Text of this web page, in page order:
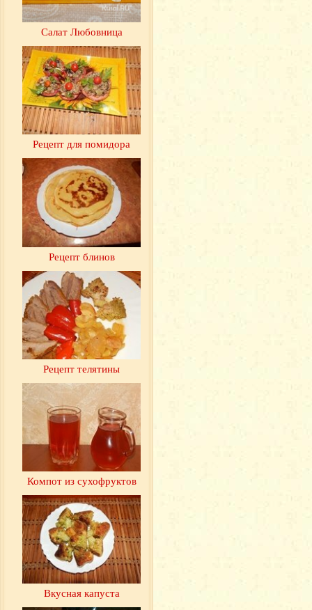
Салат Любовница
Рецепт для помидора
Рецепт блинов
Рецепт телятины
Компот из сухофруктов
Вкусная капуста